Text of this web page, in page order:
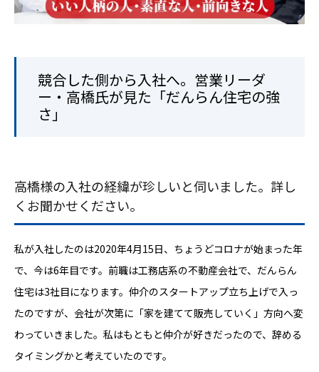
競合した側から入社へ。営業リーダ
ー・高橋氏が見た「だんらん住宅の強
さ」
高橋様の入社の経緯が珍しいと伺いました。詳し
くお聞かせください。
私が入社したのは2020年4月15日、ちょうどコロナが始まった年
で、今は6年目です。前職は工務店系の不動産会社で、だんらん
住宅は3社目になります。仲介のスタートアップ立ち上げで入っ
たのですが、会社が次第に「家を建てて販売していく」方向へ変
わっていきました。私はもともと仲介が好きだったので、辞める
タイミングかと考えていたのです。